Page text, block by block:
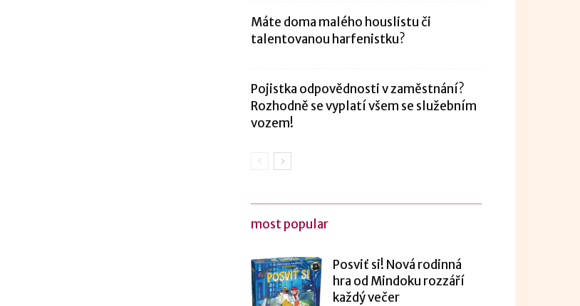
Máte doma malého houslistu či
talentovanou harfenistku?
Pojistka odpovědnosti v zaměstnání?
Rozhodně se vyplatí všem se služebním
vozem!
most popular
Posviť si! Nová rodinná
hra od Mindoku rozzáří
každý večer